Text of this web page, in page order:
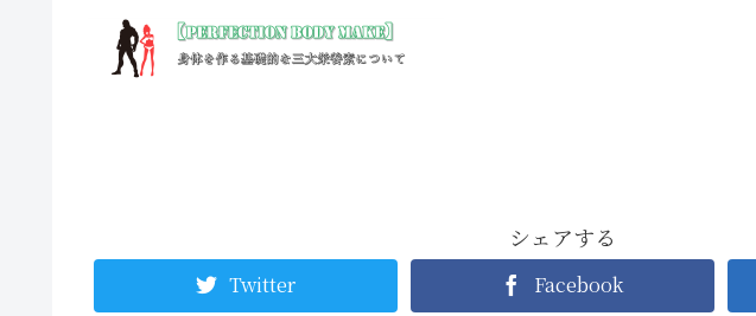
シェアする
Twitter Facebook